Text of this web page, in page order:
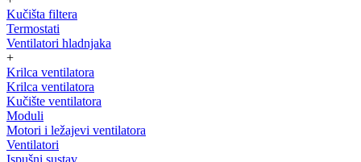
Kučišta filtera
Termostati
Ventilatori hladnjaka
+
Krilca ventilatora
Krilca ventilatora
Kučište ventilatora
Moduli
Motori i ležajevi ventilatora
Ventilatori
Ispušni sustav